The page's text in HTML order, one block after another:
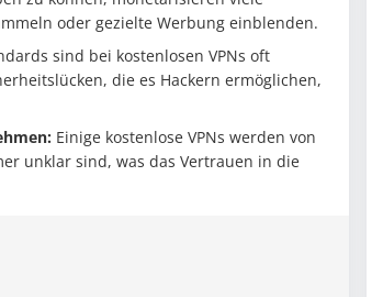
oder gezielte Werbung einblenden.
sind bei kostenlosen VPNs oft
die es Hackern ermöglichen,
Einige kostenlose VPNs werden von
unklar sind, was das Vertrauen in die